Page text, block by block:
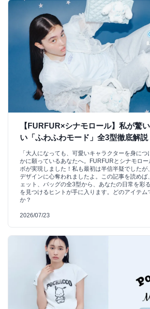
【FURFUR×シナモロール】私が驚
い「ふわふわモード」全3型徹底解説
「大人になっても、可愛いキャラクターを身に
かに願っているあなたへ。FURFURとシナモロー
ボが実現しました！私も最初は半信半疑でしたが
デザインに心奪われましたよ。この記事を読めば
ェット、バッグの全3型から、あなたの日常を彩
を見つけるヒントが手に入ります。どのアイテム
か？
2026/07/23